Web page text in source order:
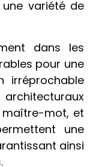
variété de
dans les
pour une
irréprochable
maître-mot, et
une
ainsi